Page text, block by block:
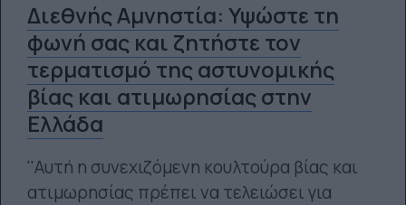
Διεθνής Αμνηστία: Υψώστε τη
φωνή σας και ζητήστε τον
τερματισμό της αστυνομικής
βίας και ατιμωρησίας στην
Ελλάδα
''Αυτή η συνεχιζόμενη κουλτούρα βίας και
ατιμωρησίας πρέπει να τελειώσει για